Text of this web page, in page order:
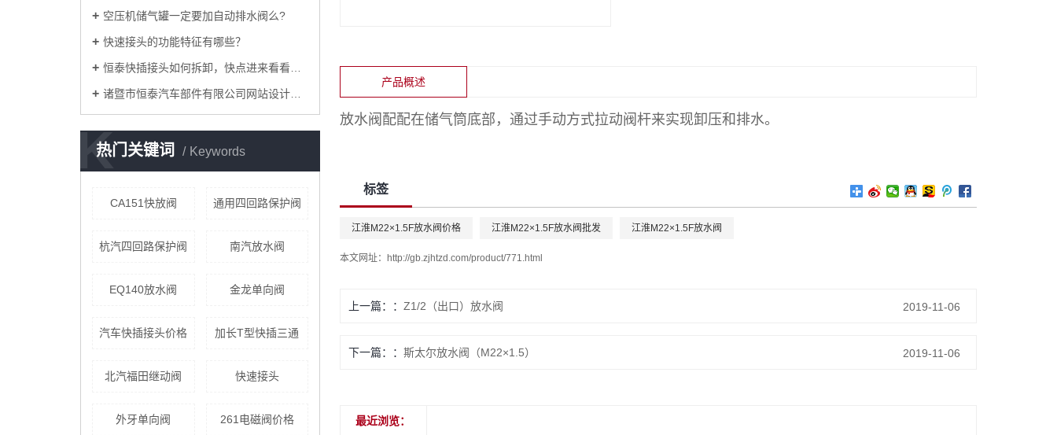
空压机储气罐一定要加自动排水阀么?
快速接头的功能特征有哪些？
恒泰快插接头如何拆卸，快点进来看看吧！
诸暨市恒泰汽车部件有限公司网站设计改版
热门关键词 Keywords
K
CA151快放阀 通用四回路保护阀
杭汽四回路保护阀 南汽放水阀
EQ140放水阀 金龙单向阀
汽车快插接头价格 加长T型快插三通
北汽福田继动阀 快速接头
外牙单向阀 261电磁阀价格
产品概述
放水阀配配在储气筒底部，通过手动方式拉动阀杆来实现卸压和排水。
标签
江淮M22×1.5F放水阀价格 江淮M22×1.5F放水阀批发 江淮M22×1.5F放水阀
本文网址： http://gb.zjhtzd.com/product/771.html
上一篇： Z1/2（出口）放水阀 2019-11-06
下一篇： 斯太尔放水阀（M22×1.5） 2019-11-06
最近浏览：